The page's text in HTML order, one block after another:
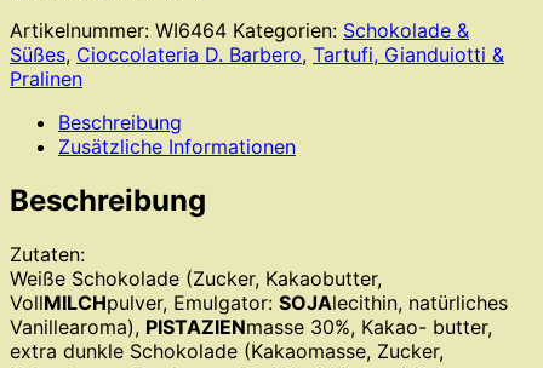
/
lose
Menge
Artikelnummer: WI6464 Kategorien: Schokolade &
Süßes, Cioccolateria D. Barbero, Tartufi, Gianduiotti &
Pralinen
Beschreibung
Zusätzliche Informationen
Beschreibung
Zutaten:
Weiße Schokolade (Zucker, Kakaobutter,
VollMILCHpulver, Emulgator: SOJAlecithin, natürliches
Vanillearoma), PISTAZIENmasse 30%, Kakao- butter,
extra dunkle Schokolade (Kakaomasse, Zucker,